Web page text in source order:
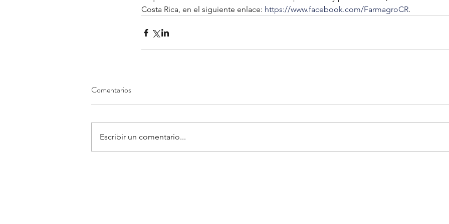
Costa Rica, en el siguiente enlace: https://www.facebook.com/FarmagroCR.
Comentarios
Escribir un comentario...